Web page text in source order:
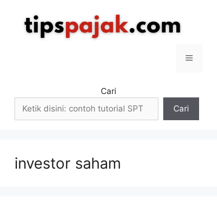
Menu
Cari
Cari
investor saham